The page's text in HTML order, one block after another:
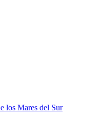
los Mares del Sur